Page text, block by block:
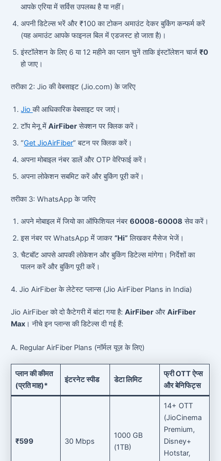
आपके एरिया में सर्विस उपलब्ध है या नहीं।
अपनी डिटेल्स भरें और ₹100 का टोकन अमाउंट देकर बुकिंग कन्फर्म करें
(यह अमाउंट आपके फाइनल बिल में एडजस्ट हो जाता है)।
इंस्टॉलेशन के लिए 6 या 12 महीने का प्लान चुनें ताकि इंस्टॉलेशन चार्ज₹0
हो जाए।
तरीका 2: Jio की वेबसाइट (Jio.com) के जरिए
Jioकी आधिकारिक वेबसाइट पर जाएं।
टॉप मेनू मेंAirFiberसेक्शन पर क्लिक करें।
“Get JioAirFiber” बटन पर क्लिक करें।
अपना मोबाइल नंबर डालें और OTP वेरिफाई करें।
अपना लोकेशन सबमिट करें और बुकिंग पूरी करें।
तरीका 3: WhatsApp के जरिए
अपने मोबाइल में जियो का ऑफिशियल नंबर60008-60008 सेव करें।
इस नंबर पर WhatsApp में जाकर“Hi”लिखकर मैसेज भेजें।
चैटबॉट आपसे आपकी लोकेशन और बुकिंग डिटेल्स मांगेगा। निर्देशों का
पालन करें और बुकिंग पूरी करें।
4. Jio AirFiber के लेटेस्ट प्लान्स (Jio AirFiber Plans in India)
Jio AirFiber को दो कैटेगरी में बांटा गया है:AirFiber औरAirFiber
Max । नीचे इन प्लान्स की डिटेल्स दी गई हैं:
A. Regular AirFiber Plans (नॉर्मल यूज़ के लिए)
प्लान की कीमत
(प्रति माह)*
इंटरनेट स्पीड डेटा लिमिट
फ्री OTT ऐप्स
और बेनिफिट्स
₹599 30 Mbps
1000 GB
(1TB)
14+ OTT
(JioCinema
Premium,
Disney+
Hotstar,